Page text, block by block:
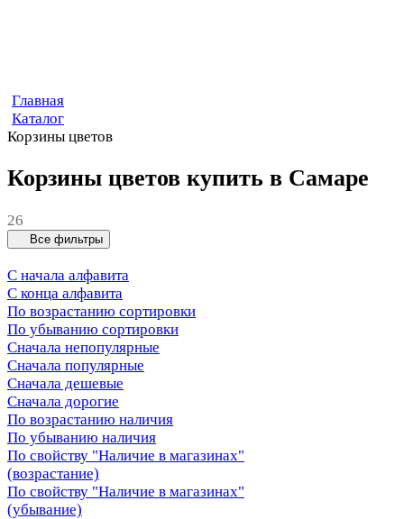
Главная
Каталог
Корзины цветов
Корзины цветов купить в Самаре
26
Все фильтры
С начала алфавита
С конца алфавита
По возрастанию сортировки
По убыванию сортировки
Сначала непопулярные
Сначала популярные
Сначала дешевые
Сначала дорогие
По возрастанию наличия
По убыванию наличия
По свойству "Наличие в магазинах"
(возрастание)
По свойству "Наличие в магазинах"
(убывание)